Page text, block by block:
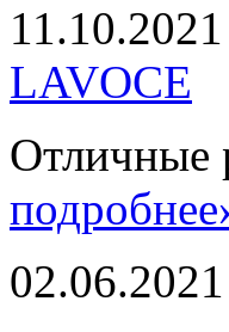
11.10.2021
LAVOCE
Отличные
02.06.2021